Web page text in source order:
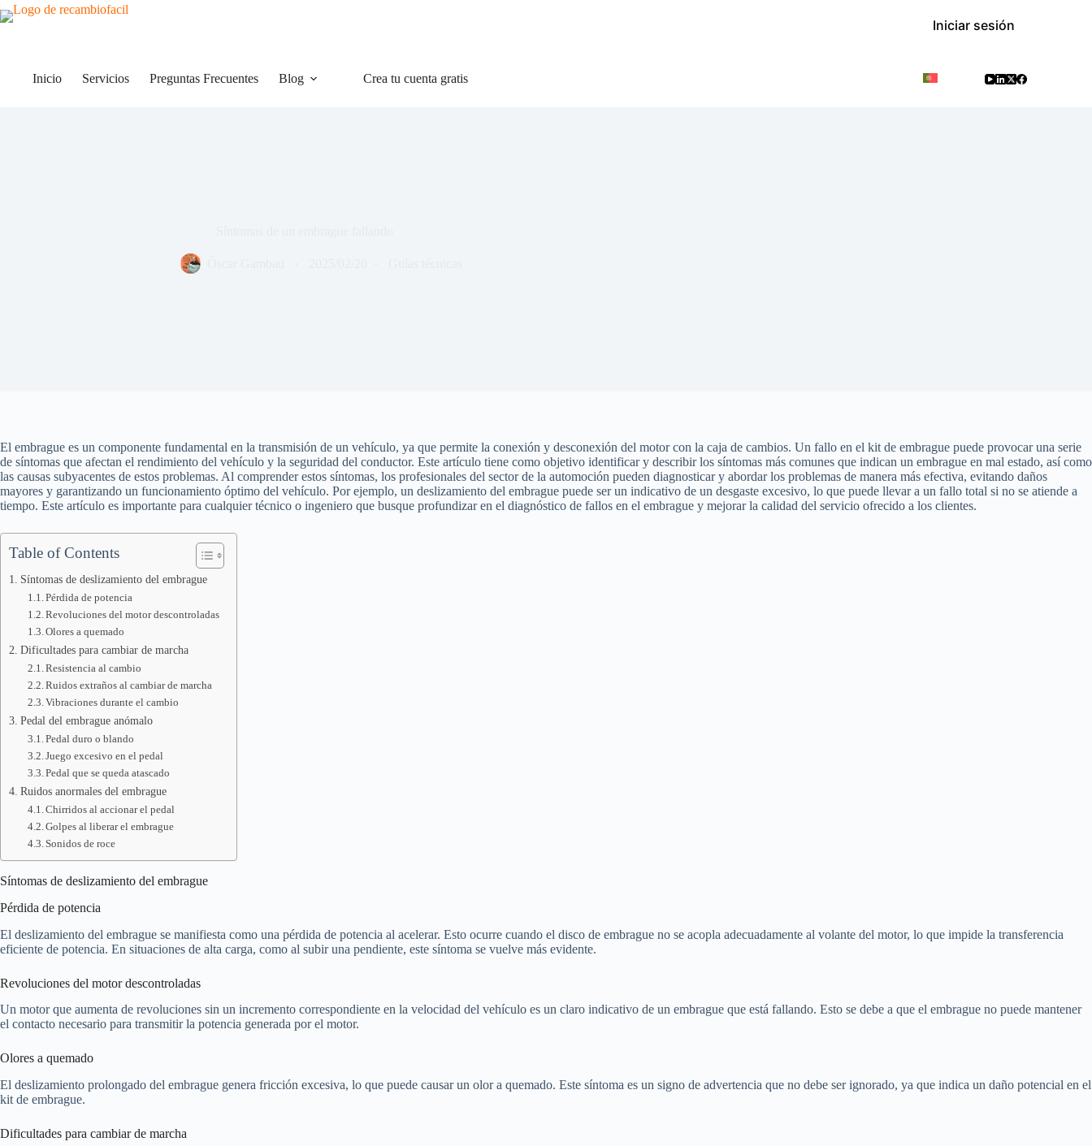
Saltar
al
Iniciar sesión
Inicio Servicios Preguntas Frecuentes Blog Crea tu cuenta gratis
El embrague es un componente fundamental en la transmisión de un vehículo, ya que permite la conexión y desconexión del motor con la caja de cambios. Un fallo en el kit de embrague puede provocar una serie
de síntomas que afectan el rendimiento del vehículo y la seguridad del conductor. Este artículo tiene como objetivo identificar y describir los síntomas más comunes que indican un embrague en mal estado, así como
las causas subyacentes de estos problemas. Al comprender estos síntomas, los profesionales del sector de la automoción pueden diagnosticar y abordar los problemas de manera más efectiva, evitando daños
mayores y garantizando un funcionamiento óptimo del vehículo. Por ejemplo, un deslizamiento del embrague puede ser un indicativo de un desgaste excesivo, lo que puede llevar a un fallo total si no se atiende a
tiempo. Este artículo es importante para cualquier técnico o ingeniero que busque profundizar en el diagnóstico de fallos en el embrague y mejorar la calidad del servicio ofrecido a los clientes.
Table of Contents
Síntomas de deslizamiento del embrague
Pérdida de potencia
Revoluciones del motor descontroladas
Olores a quemado
Dificultades para cambiar de marcha
Resistencia al cambio
Ruidos extraños al cambiar de marcha
Vibraciones durante el cambio
Pedal del embrague anómalo
Pedal duro o blando
Juego excesivo en el pedal
Pedal que se queda atascado
Ruidos anormales del embrague
Chirridos al accionar el pedal
Golpes al liberar el embrague
Sonidos de roce
Síntomas de deslizamiento del embrague
Pérdida de potencia
El deslizamiento del embrague se manifiesta como una pérdida de potencia al acelerar. Esto ocurre cuando el disco de embrague no se acopla adecuadamente al volante del motor, lo que impide la transferencia
eficiente de potencia. En situaciones de alta carga, como al subir una pendiente, este síntoma se vuelve más evidente.
Revoluciones del motor descontroladas
Un motor que aumenta de revoluciones sin un incremento correspondiente en la velocidad del vehículo es un claro indicativo de un embrague que está fallando. Esto se debe a que el embrague no puede mantener
el contacto necesario para transmitir la potencia generada por el motor.
Olores a quemado
El deslizamiento prolongado del embrague genera fricción excesiva, lo que puede causar un olor a quemado. Este síntoma es un signo de advertencia que no debe ser ignorado, ya que indica un daño potencial en el
kit de embrague.
Dificultades para cambiar de marcha